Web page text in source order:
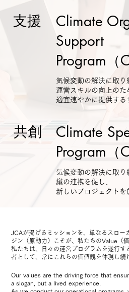
支援
Climate
Support
Program（
気候変動の解決に取り
運営スキルの向上のた
適宜速やかに提供する
共創
Climate
Program（
気候変動の解決に取り
織の連携を促し、
新しいプロジェクトを
JCAが掲げるミッションを、単なるスロー
ジン（原動力）こそが、私たちのValue（
私たちは、日々の運営プログラムを遂行す
者として、常にこれらの価値観を体現し続
Our values are the driving force that
a slogan, but a lived experience.